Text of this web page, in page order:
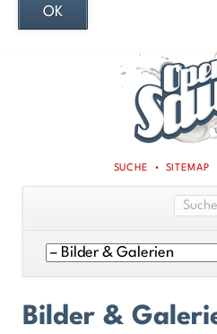
OK
NAVIGATION
SUCHE SITEMAP
Navigation
überspringen
Bilder &